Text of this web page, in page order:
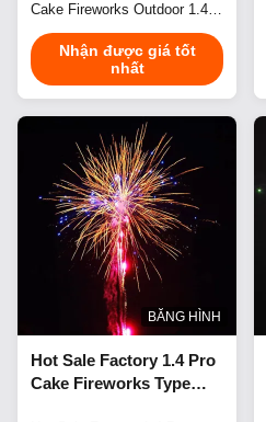
cấp pháo hoa năm mới
Cake Fireworks Outdoor 1.4
Pro Cake Pyrotechnics
Elevate your wedding,
festival, city event, or birthday
fireworks displays that create
memorable experiences and
take your event to the next
level. Flexible Small-Batch
Order Fulfillment We ...
Nhận được giá tốt
nhất
BĂNG HÌNH
Hot Sale Factory 1.4 Pro
Cake Fireworks Type